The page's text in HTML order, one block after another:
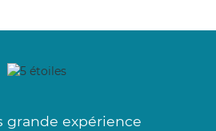
grande expérience